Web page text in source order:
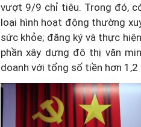
vượt 9/9 chỉ tiêu. Trong đó,
loại hình hoạt động thường
sức khỏe; đăng ký và thực
phần xây dựng đô thị văn
doanh với tổng số tiền hơn